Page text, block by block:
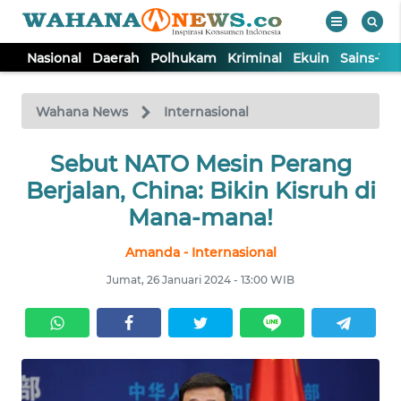
Nasional Daerah Polhukam Kriminal Ekuin Sains-
Wahana News Internasional
Sebut NATO Mesin Perang
Berjalan, China: Bikin Kisruh di
Mana-mana!
Amanda - Internasional
Jumat, 26 Januari 2024 - 13:00 WIB
TV
Tutup
NASIONAL
KRIMINAL
EKUIN